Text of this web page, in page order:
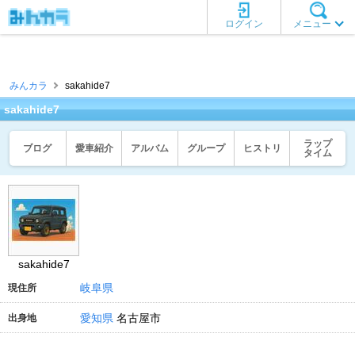
メニュー
ログイン
みんカラ sakahide7
sakahide7
ブログ 愛車紹介 アルバム グループ ヒストリ
ラップ
タイム
sakahide7
現住所 岐阜県
出身地 愛知県 名古屋市